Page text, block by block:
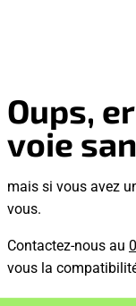
Oups,
voie
mais si vous avez
vous.
Contactez-nous au
vous la